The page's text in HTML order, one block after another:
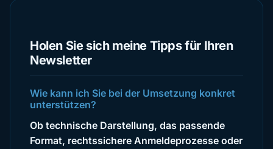
Holen Sie sich meine Tipps für Ihren
Newsletter
Wie kann ich Sie bei der Umsetzung konkret
unterstützen?
Ob technische Darstellung, das passende
Format, rechtssichere Anmeldeprozesse oder